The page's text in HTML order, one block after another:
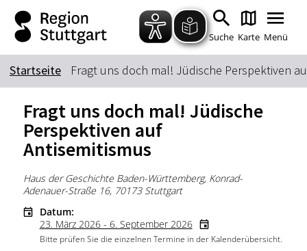
Zum Hauptinhalt springen
Zur Suche springen
Zur Hauptnavigation
Zum Footer springen
Suche Karte Menü
Suchbegriff
Das könnte Sie interessieren
Stadtführungen
Tickets
Citytour
Übernachtung
Erlebnisse
Essen & Trinken
Wein
Automobil
Startseite Fragt uns doch mal! Jüdische Perspektiven
Fragt uns doch mal! Jüdische
Perspektiven auf
Antisemitismus
Haus der Geschichte Baden-Württemberg, Konrad-
Adenauer-Straße 16, 70173 Stuttgart
Datum:
23. März 2026 - 6. September 2026
Bitte prüfen Sie die einzelnen Termine in der Kalenderübersicht.